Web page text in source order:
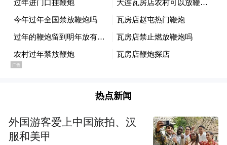
热点新闻
外国游客爱上中国旅拍、汉
服和美甲